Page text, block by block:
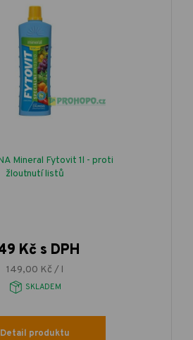
Mineral Fytovit 1l - proti
žloutnutí listů
Kč s DPH
149,00 Kč / l
SKLADEM
Detail produktu